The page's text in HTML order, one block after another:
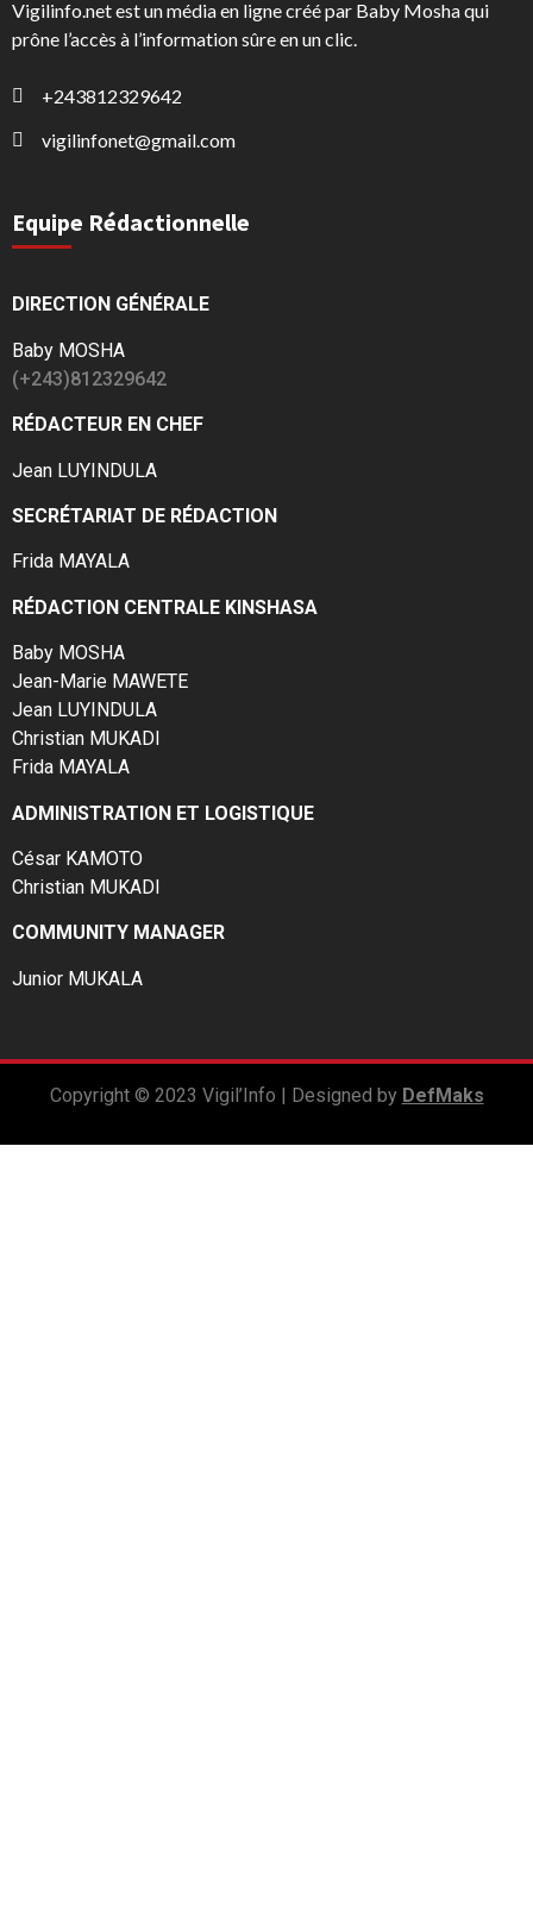
Vigilinfo.net est un média en ligne créé par Baby Mosha qui
prône l’accès à l’information sûre en un clic.
+243812329642
vigilinfonet@gmail.com
Equipe Rédactionnelle
DIRECTION GÉNÉRALE
Baby MOSHA
(+243)812329642
RÉDACTEUR EN CHEF
Jean LUYINDULA
SECRÉTARIAT DE RÉDACTION
Frida MAYALA
RÉDACTION CENTRALE KINSHASA
Baby MOSHA
Jean-Marie MAWETE
Jean LUYINDULA
Christian MUKADI
Frida MAYALA
ADMINISTRATION ET LOGISTIQUE
César KAMOTO
Christian MUKADI
COMMUNITY MANAGER
Junior MUKALA
Copyright © 2023 Vigil’Info | Designed by DefMaks